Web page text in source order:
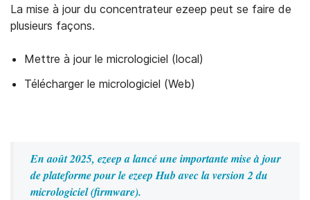
La mise à jour du concentrateur ezeep peut se faire de
plusieurs façons.
Mettre à jour le micrologiciel (local)
Télécharger le micrologiciel (Web)
En août 2025, ezeep a lancé une importante mise à jour
de plateforme pour le ezeep Hub avec la version 2 du
micrologiciel (firmware).